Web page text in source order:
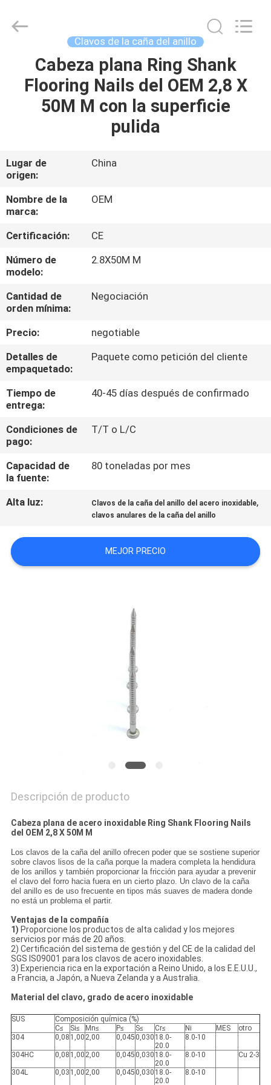
HOGAR
PRODUCTOS
NOSOTROS
VIAJE
DE
LA
FÁBRICA
CONTROL
CALIDAD
ÉNTRENOS
EN
CONTACTO
CON
PIDA
UNA
MAPA
Business
License.
Clavos de la caña del anillo
Cabeza plana Ring Shank
Flooring Nails del OEM 2,8 X
50M M con la superficie
pulida
Lugar de
origen:
China
Nombre de la
marca:
OEM
Certificación:
CE
Número de
modelo:
2.8X50M M
Cantidad de
orden mínima:
Negociación
Precio:
negotiable
Detalles de
empaquetado:
Paquete como petición del cliente
Tiempo de
entrega:
40-45 días después de confirmado
Condiciones de
pago:
T/T o L/C
Capacidad de
la fuente:
80 toneladas por mes
Alta luz: Clavos de la caña del anillo del acero inoxidable,
clavos anulares de la caña del anillo
MEJOR PRECIO
Descripción de producto
Cabeza plana de acero inoxidable Ring Shank Flooring Nails
del OEM 2,8 X 50M M
Los clavos de la caña del anillo ofrecen poder que se sostiene superior
sobre clavos lisos de la caña porque la madera completa la hendidura
de los anillos y también proporcionar la fricción para ayudar a prevenir
el clavo del forro hacia fuera en un cierto plazo. Un clavo de la caña
del anillo es de uso frecuente en tipos más suaves de madera donde
no está un problema el partir.
Ventajas de la compañía
1) Proporcione los productos de alta calidad y los mejores
servicios por más de 20 años.
2) Certificación del sistema de gestión y del CE de la calidad del
SGS IS09001 para los clavos de acero inoxidables.
3) Experiencia rica en la exportación a Reino Unido, a los E.E.U.U.,
a Francia, a Japón, a Nueva Zelanda y a Australia.
Material del clavo, grado de acero inoxidable
SUS
Composición química (%)
C≤
Si≤ Mn≤ P≤ S≤ Cr≤ Ni MES
otro
304
0,08 1,00 2,00 0,045 0,030 18.0-
20.0
8.0-10
304HC 0,08 1,00 2,00 0,045 0,030 18.0-
20.0
8.0-10 Cu 2-3
304L 0,03 1,00 2,00 0,045 0,030 18.0-
20.0
8.0-10